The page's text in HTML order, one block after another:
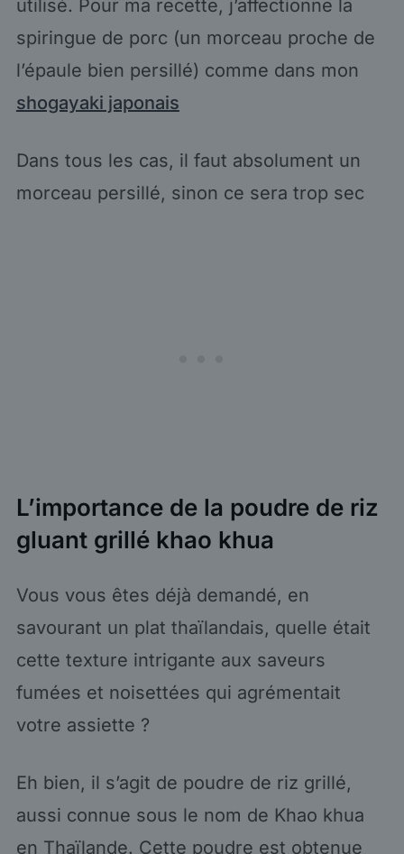
utilisé. Pour ma recette, j’affectionne la
spiringue de porc (un morceau proche de
l’épaule bien persillé) comme dans mon
shogayaki japonais
Dans tous les cas, il faut absolument un
morceau persillé, sinon ce sera trop sec
L’importance de la poudre de riz
gluant grillé khao khua
Vous vous êtes déjà demandé, en
savourant un plat thaïlandais, quelle était
cette texture intrigante aux saveurs
fumées et noisettées qui agrémentait
votre assiette ?
Eh bien, il s’agit de poudre de riz grillé,
aussi connue sous le nom de Khao khua
en Thaïlande. Cette poudre est obtenue